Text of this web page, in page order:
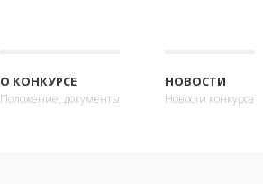
О КОНКУРСЕ
Положение, документы
НОВОСТИ
Новости конкурса